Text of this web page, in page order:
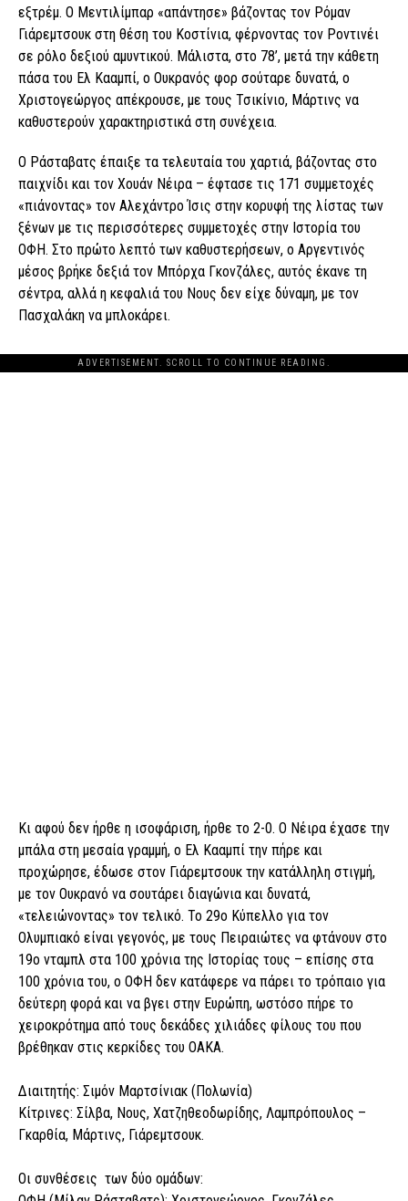
εξτρέμ. Ο Μεντιλίμπαρ «απάντησε» βάζοντας τον Ρόμαν
Γιάρεμτσουκ στη θέση του Κοστίνια, φέρνοντας τον Ροντινέι
σε ρόλο δεξιού αμυντικού. Μάλιστα, στο 78’, μετά την κάθετη
πάσα του Ελ Κααμπί, ο Ουκρανός φορ σούταρε δυνατά, ο
Χριστογεώργος απέκρουσε, με τους Τσικίνιο, Μάρτινς να
καθυστερούν χαρακτηριστικά στη συνέχεια.
Ο Ράσταβατς έπαιξε τα τελευταία του χαρτιά, βάζοντας στο
παιχνίδι και τον Χουάν Νέιρα – έφτασε τις 171 συμμετοχές
«πιάνοντας» τον Αλεχάντρο Ίσις στην κορυφή της λίστας των
ξένων με τις περισσότερες συμμετοχές στην Ιστορία του
ΟΦΗ. Στο πρώτο λεπτό των καθυστερήσεων, ο Αργεντινός
μέσος βρήκε δεξιά τον Μπόρχα Γκονζάλες, αυτός έκανε τη
σέντρα, αλλά η κεφαλιά του Νους δεν είχε δύναμη, με τον
Πασχαλάκη να μπλοκάρει.
ADVERTISEMENT. SCROLL TO CONTINUE READING.
Κι αφού δεν ήρθε η ισοφάριση, ήρθε το 2-0. Ο Νέιρα έχασε την
μπάλα στη μεσαία γραμμή, ο Ελ Κααμπί την πήρε και
προχώρησε, έδωσε στον Γιάρεμτσουκ την κατάλληλη στιγμή,
με τον Ουκρανό να σουτάρει διαγώνια και δυνατά,
«τελειώνοντας» τον τελικό. Το 29ο Κύπελλο για τον
Ολυμπιακό είναι γεγονός, με τους Πειραιώτες να φτάνουν στο
19ο νταμπλ στα 100 χρόνια της Ιστορίας τους – επίσης στα
100 χρόνια του, ο ΟΦΗ δεν κατάφερε να πάρει το τρόπαιο για
δεύτερη φορά και να βγει στην Ευρώπη, ωστόσο πήρε το
χειροκρότημα από τους δεκάδες χιλιάδες φίλους του που
βρέθηκαν στις κερκίδες του ΟΑΚΑ.
Διαιτητής: Σιμόν Μαρτσίνιακ (Πολωνία)
Κίτρινες: Σίλβα, Νους, Χατζηθεοδωρίδης, Λαμπρόπουλος –
Γκαρθία, Μάρτινς, Γιάρεμτσουκ.
Οι συνθέσεις των δύο ομάδων: